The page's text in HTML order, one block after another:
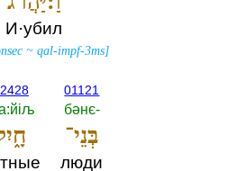
И·убил
~qal-impf-3ms]
01121
бәнє-‎
בְּנֵי־
люди